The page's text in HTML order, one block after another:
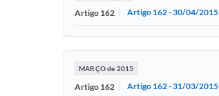
Artigo 162 Artigo 162 - 30/04/2015
MARÇO de 2015
Artigo 162 Artigo 162 - 31/03/2015